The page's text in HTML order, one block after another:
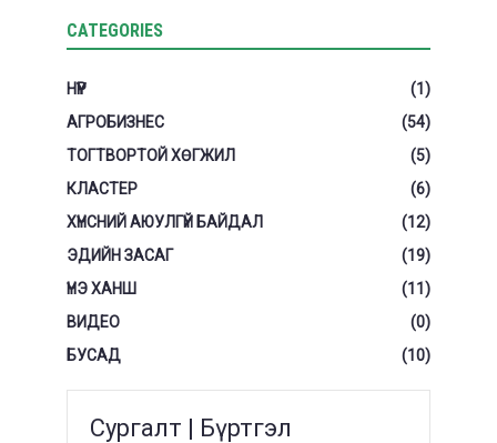
CATEGORIES
НҮҮР
(1)
АГРОБИЗНЕС
(54)
ТОГТВОРТОЙ ХӨГЖИЛ
(5)
КЛАСТЕР
(6)
ХҮНСНИЙ АЮУЛГҮЙ БАЙДАЛ
(12)
ЭДИЙН ЗАСАГ
(19)
ҮНЭ ХАНШ
(11)
ВИДЕО
(0)
БУСАД
(10)
Сургалт | Бүртгэл